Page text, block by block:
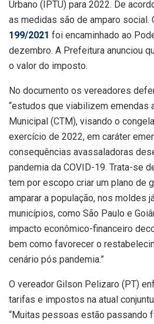
Urbano (IPTU) para 2022. De
as medidas são de amparo social.
199/2021 foi encaminhado ao
dezembro. A Prefeitura anunciou
o valor do imposto.
No documento os vereadores
“estudos que viabilizem emendas
Municipal (CTM), visando o
exercício de 2022, em caráter
consequências avassaladoras
pandemia da COVID-19. Trata-se
tem por escopo criar um plano de
amparar a população, nos moldes
municípios, como São Paulo e
impacto econômico-financeiro
bem como favorecer o
cenário pós pandemia.”
O vereador Gilson Pelizaro (PT)
tarifas e impostos na atual
“Muitas pessoas estão passando